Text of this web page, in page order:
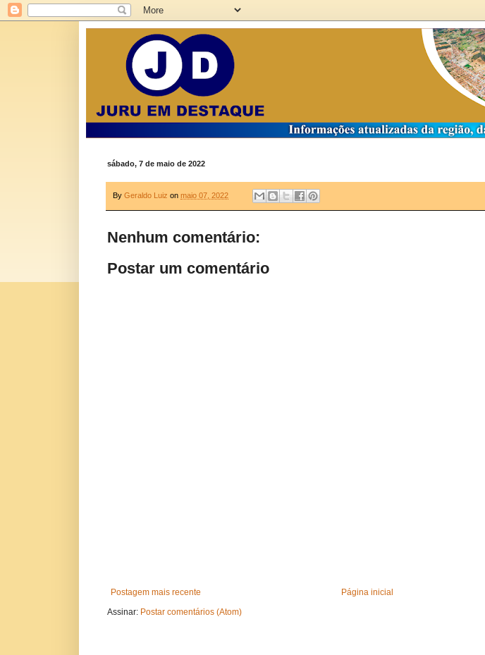
sábado, 7 de maio de 2022
By Geraldo Luiz on maio 07, 2022
Nenhum comentário:
Postar um comentário
Postagem mais recente
Página inicial
Assinar: Postar comentários (Atom)